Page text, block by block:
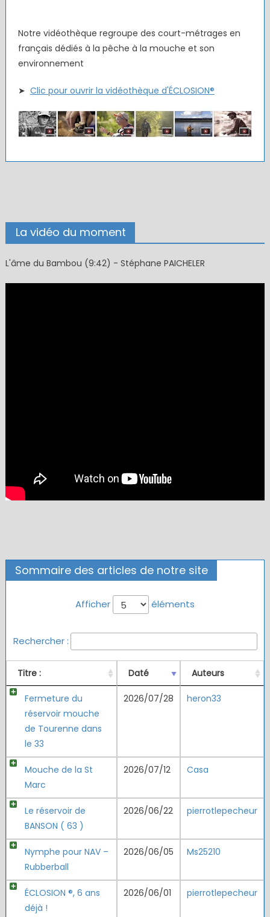
Notre vidéothèque regroupe des court-métrages en
français dédiés à la pêche à la mouche et son
environnement
➤ Clic pour ouvrir la vidéothèque d'ÉCLOSION®
La vidéo du moment
L'âme du Bambou (9:42) - Stéphane PAICHELER
Sommaire des articles de notre site
Afficher éléments
Rechercher :
Titre : Daté Auteurs
Fermeture du
réservoir mouche
de Tourenne dans
le 33
2026/07/28 heron33
Mouche de la St
Marc
2026/07/12 Casa
Le réservoir de
BANSON ( 63 )
2026/06/22 pierrotlepecheur
Nymphe pour NAV –
Rubberball
2026/06/05 Ms25210
ÉCLOSION ®, 6 ans
déjà !
2026/06/01 pierrotlepecheur